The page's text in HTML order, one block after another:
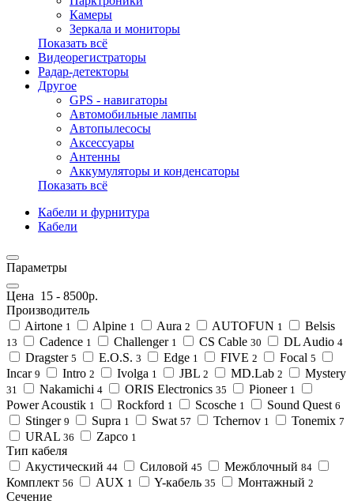
Камеры
Зеркала и мониторы
Показать всё
Видеорегистраторы
Радар-детекторы
Другое
GPS - навигаторы
Автомобильные лампы
Автопылесосы
Аксессуары
Антенны
Аккумуляторы и конденсаторы
Показать всё
Кабели и фурнитура
Кабели
Параметры
Цена 15 - 8500р.
Производитель
Airtone 1 Alpine 1 Aura 2 AUTOFUN 1 Belsis
13 Cadence 1 Challenger 1 CS Cable 30 DL Audio 4
Dragster 5 E.O.S. 3 Edge 1 FIVE 2 Focal 5
Incar 9 Intro 2 Ivolga 1 JBL 2 MD.Lab 2 Mystery
31 Nakamichi 4 ORIS Electronics 35 Pioneer 1
Power Acoustik 1 Rockford 1 Scosche 1 Sound Quest 6
Stinger 9 Supra 1 Swat 57 Tchernov 1 Tonemix 7
URAL 36 Zapco 1
Тип кабеля
Акустический 44 Силовой 45 Межблочный 84
Комплект 56 AUX 1 Y-кабель 35 Монтажный 2
Сечение